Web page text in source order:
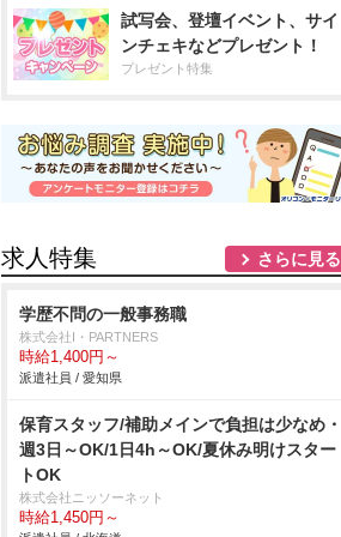
試写会、登壇イベント、サイ
ンチェキなどプレゼント！
プレゼント特集
求人特集 さらに見る
学歴不問の一般事務職
株式会社I・PARTNERS
時給1,400円～
派遣社員 / 愛知県
保育スタッフ/補助メインで負担は少なめ・
週3日～OK/1日4h～OK/夏休み明けスター
トOK
株式会社ニッソーネット
時給1,450円～